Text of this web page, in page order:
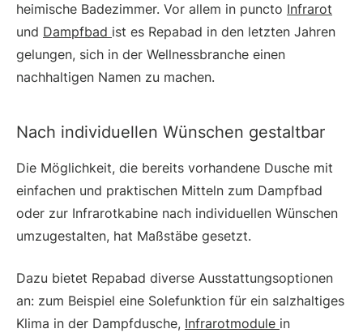
heimische Badezimmer. Vor allem in puncto Infrarot
und Dampfbad ist es Repabad in den letzten Jahren
gelungen, sich in der Wellnessbranche einen
nachhaltigen Namen zu machen.
Nach individuellen Wünschen gestaltbar
Die Möglichkeit, die bereits vorhandene Dusche mit
einfachen und praktischen Mitteln zum Dampfbad
oder zur Infrarotkabine nach individuellen Wünschen
umzugestalten, hat Maßstäbe gesetzt.
Dazu bietet Repabad diverse Ausstattungsoptionen
an: zum Beispiel eine Solefunktion für ein salzhaltiges
Klima in der Dampfdusche, Infrarotmodule in